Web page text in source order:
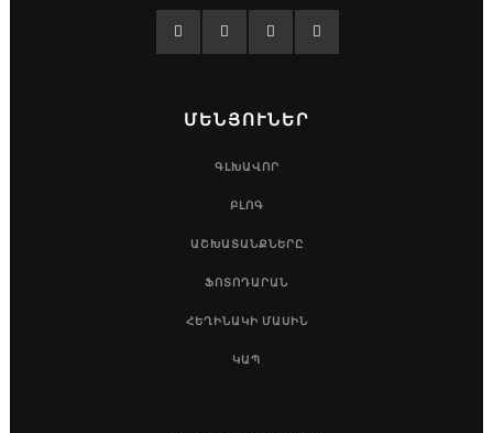
ՄԵՆՅՈՒՆԵՐ
ԳԼԽԱՎՈՐ
ԲԼՈԳ
ԱՇԽԱՏԱՆՔՆԵՐԸ
ՖՈՏՈԴԱՐԱՆ
ՀԵՂԻՆԱԿԻ ՄԱՍԻՆ
ԿԱՊ